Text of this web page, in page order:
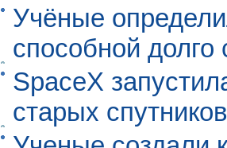
Учёные
способной
SpaceX
старых спутников